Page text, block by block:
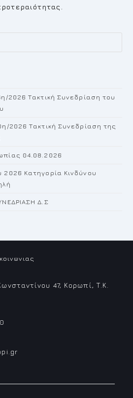
2026 Τακτική Συνεδρίαση του
2026 Τακτική Συνεδρίαση της
04.08.2026
Κατηγορία Κινδύνου
Δ.Σ
47, Κορωπί, Τ.Κ.
Opens